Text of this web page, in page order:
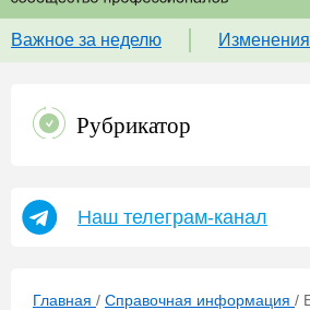
Важное за неделю
Рубрикатор
Наш телеграм-канал
Главная / Справочная информация /